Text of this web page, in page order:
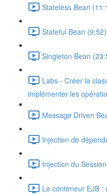
Stateless Bean
Stateful Bean (9:52)
Singleton Bean
Labs - Créer la
implémenter les
Message Driven
Injection de
Injection du
Le conteneur EJB :